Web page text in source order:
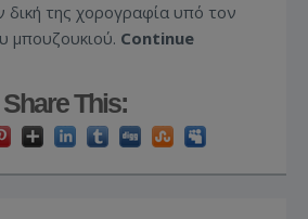
δική της χορογραφία υπό τον
μπουζουκιού. Continue
Share This: